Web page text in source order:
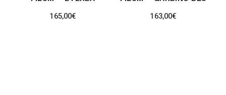
165,00€ 163,00€